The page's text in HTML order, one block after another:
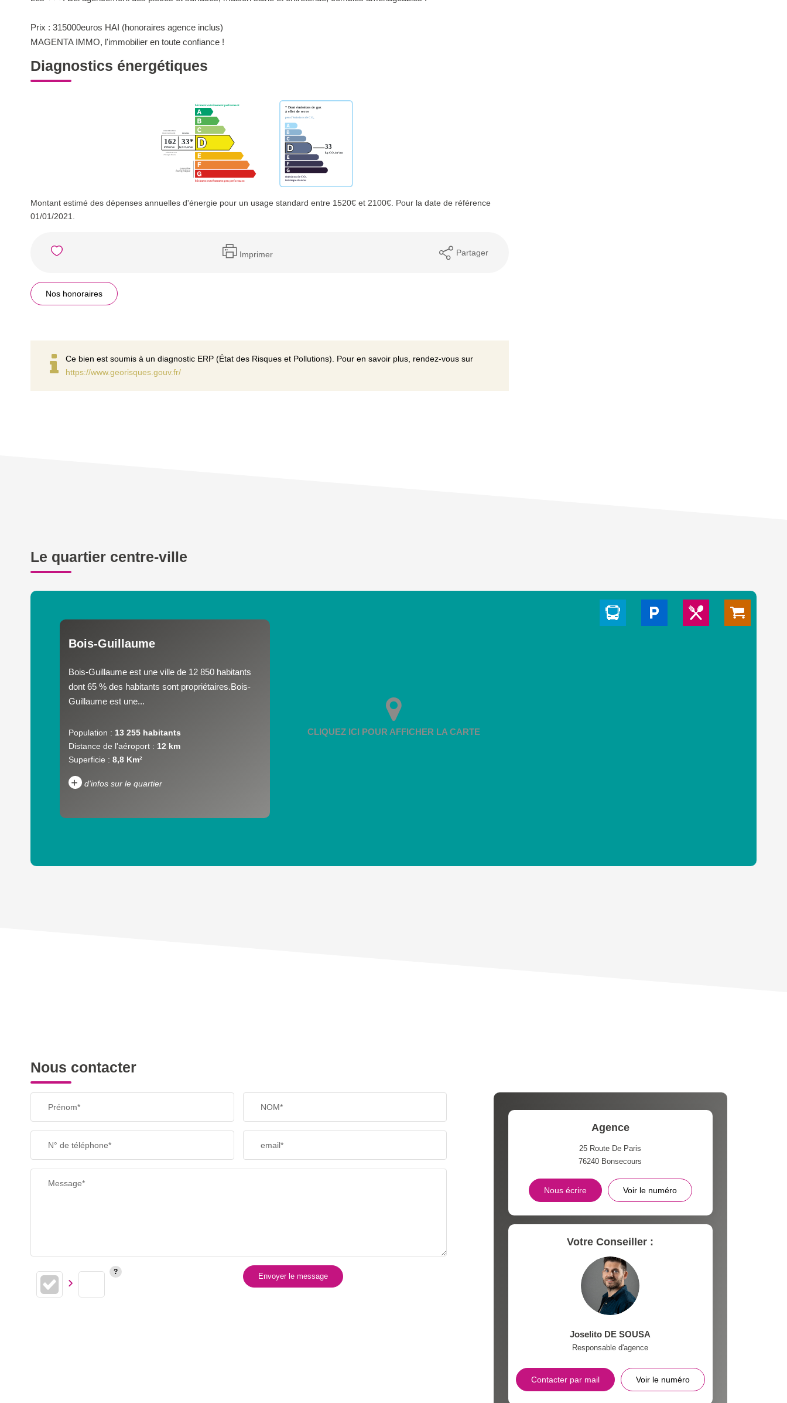
Prix : 315000euros HAI (honoraires agence inclus)
MAGENTA IMMO, l'immobilier en toute confiance !
Diagnostics énergétiques
Montant estimé des dépenses annuelles d'énergie pour un usage standard entre 1520€ et 2100€. Pour la date de référence
01/01/2021.
Imprimer Partager
Nos honoraires
Ce bien est soumis à un diagnostic ERP (État des Risques et Pollutions). Pour en savoir plus, rendez-vous sur
https://www.georisques.gouv.fr/
Le quartier centre-ville
Bois-Guillaume
Bois-Guillaume est une ville de 12 850 habitants
dont 65 % des habitants sont propriétaires.Bois-
Guillaume est une...
Population : 13 255 habitants
Distance de l'aéroport : 12 km
Superficie : 8,8 Km²
+ d'infos sur le quartier
Nous contacter
Prénom* NOM*
N° de téléphone* email*
Message*
Envoyer le message
Agence
25 Route De Paris
76240 Bonsecours
Nous écrire Voir le numéro
Votre Conseiller :
Joselito DE SOUSA
Responsable d'agence
Contacter par mail Voir le numéro